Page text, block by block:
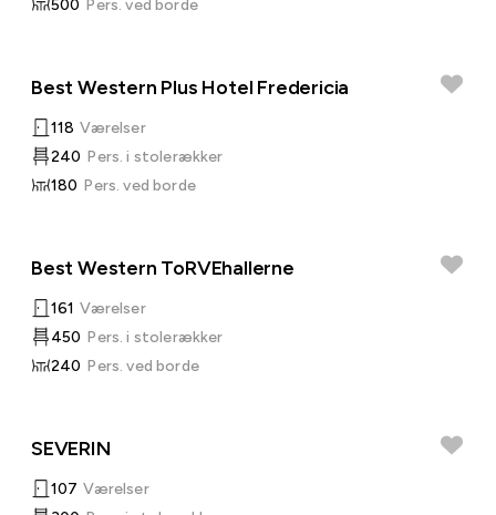
500 Pers. ved borde
Best Western Plus Hotel Fredericia
118 Værelser
240 Pers. i stolerækker
180 Pers. ved borde
Best Western ToRVEhallerne
161 Værelser
450 Pers. i stolerækker
240 Pers. ved borde
SEVERIN
107 Værelser